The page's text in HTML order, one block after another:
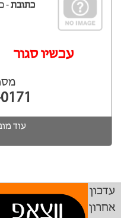
כתובת-
‫עכשיו סגור
עוד
עדכון
אחרון